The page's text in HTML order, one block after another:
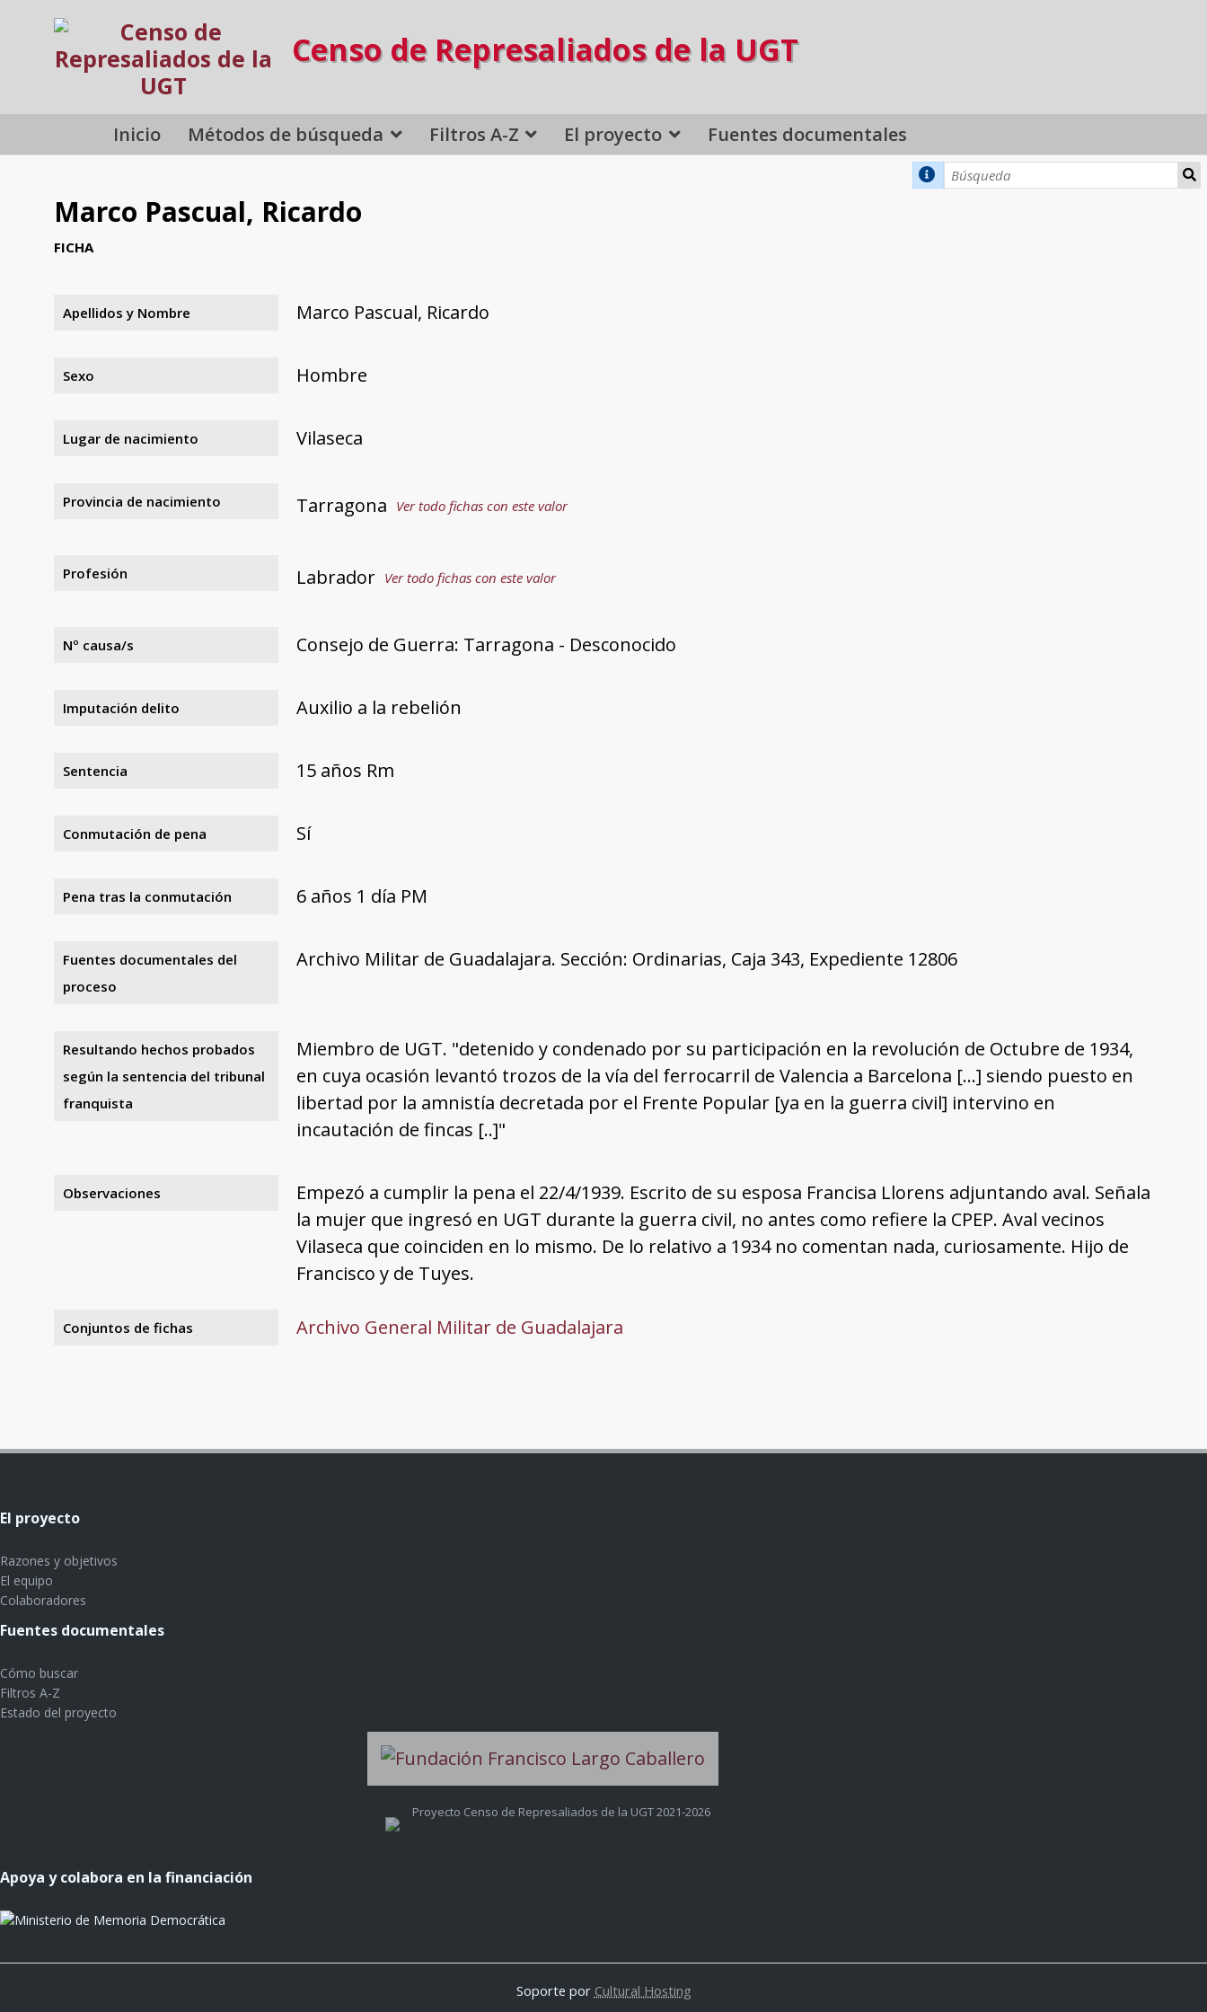
Censo de Represaliados de la UGT
Inicio Métodos de búsqueda Filtros A-Z El proyecto Fuentes documentales
Marco Pascual, Ricardo
FICHA
Apellidos y Nombre Marco Pascual, Ricardo
Sexo Hombre
Lugar de nacimiento Vilaseca
Provincia de nacimiento Tarragona Ver todo fichas con este valor
Profesión Labrador Ver todo fichas con este valor
Nº causa/s Consejo de Guerra: Tarragona - Desconocido
Imputación delito Auxilio a la rebelión
Sentencia 15 años Rm
Conmutación de pena Sí
Pena tras la conmutación 6 años 1 día PM
Fuentes documentales del
proceso
Archivo Militar de Guadalajara. Sección: Ordinarias, Caja 343, Expediente 12806
Resultando hechos probados
según la sentencia del tribunal
franquista
Miembro de UGT. "detenido y condenado por su participación en la revolución de Octubre de 1934,
en cuya ocasión levantó trozos de la vía del ferrocarril de Valencia a Barcelona […] siendo puesto en
libertad por la amnistía decretada por el Frente Popular [ya en la guerra civil] intervino en
incautación de fincas [..]"
Observaciones
Empezó a cumplir la pena el 22/4/1939. Escrito de su esposa Francisa Llorens adjuntando aval. Señala
la mujer que ingresó en UGT durante la guerra civil, no antes como refiere la CPEP. Aval vecinos
Vilaseca que coinciden en lo mismo. De lo relativo a 1934 no comentan nada, curiosamente. Hijo de
Francisco y de Tuyes.
Conjuntos de fichas Archivo General Militar de Guadalajara
El proyecto
Razones y objetivos
El equipo
Colaboradores
Fuentes documentales
Cómo buscar
Filtros A-Z
Estado del proyecto
Proyecto Censo de Represaliados de la UGT 2021-2026
Apoya y colabora en la financiación
Soporte por Cultural Hosting